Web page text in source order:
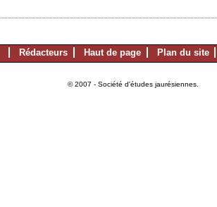
Rédacteurs Haut de page Plan du site
© 2007 - Société d'études jaurésiennes.